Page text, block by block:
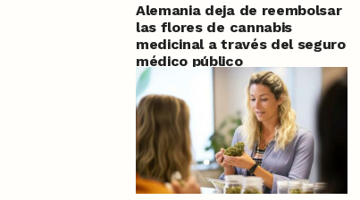
Alemania deja de reembolsar
las flores de cannabis
medicinal a través del seguro
médico público